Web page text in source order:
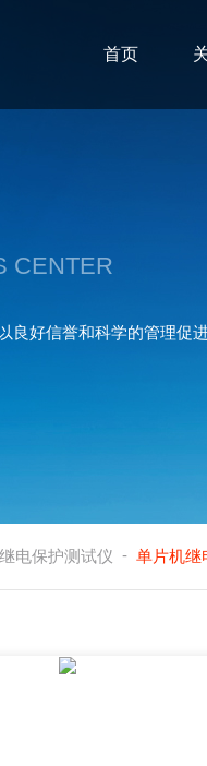
首页
CENTER
良好信誉和科学的管理促
继电保护测试仪 - 单片机继